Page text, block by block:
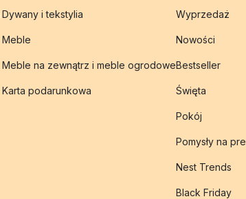
Dywany i tekstylia
Meble
Meble na zewnątrz i meble ogrodowe
Karta podarunkowa
Wyprzedaż
Nowości
Bestseller
Święta
Pokój
Pomysły na
Nest Trends
Black Friday